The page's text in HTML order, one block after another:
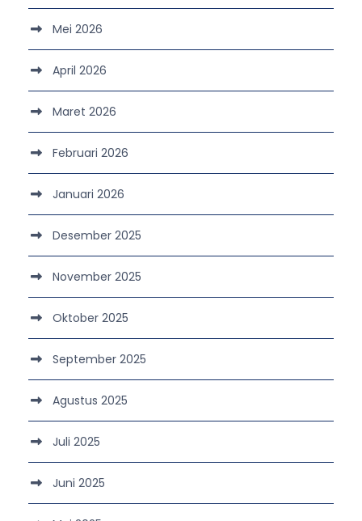
Mei 2026
April 2026
Maret 2026
Februari 2026
Januari 2026
Desember 2025
November 2025
Oktober 2025
September 2025
Agustus 2025
Juli 2025
Juni 2025